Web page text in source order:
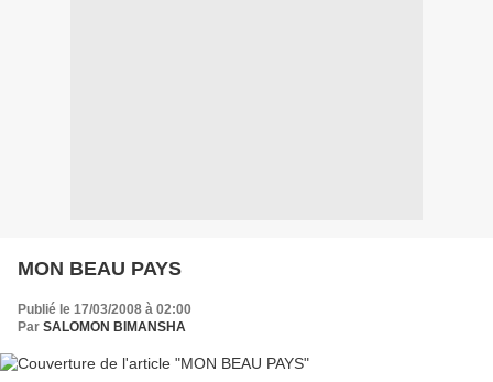
MON BEAU PAYS
Publié le 17/03/2008 à 02:00
Par SALOMON BIMANSHA